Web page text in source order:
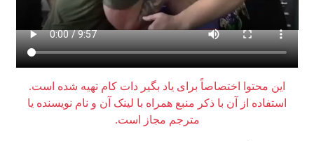
این محتوا اختصاصاً برای یاد بگیر دات کام تهیه شده است.
استفاده از آن با ذکر منبع همراه با لینک آن و نام نویسنده یا
مترجم مجاز است.